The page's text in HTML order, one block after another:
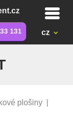
131 cz
plošiny